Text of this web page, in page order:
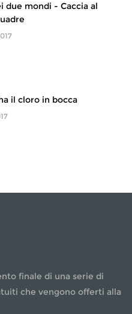
due mondi - Caccia al
il cloro in bocca
finale di una serie di
che vengono offerti alla